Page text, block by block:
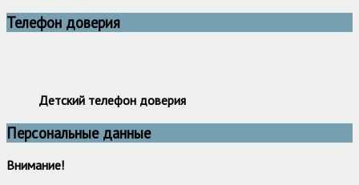
Телефон доверия
Детский телефон доверия
Персональные данные
Внимание!